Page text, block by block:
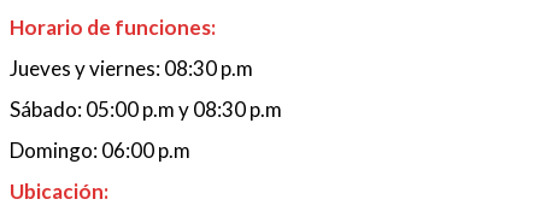
Horario de funciones:
Jueves y viernes: 08:30 p.m
Sábado: 05:00 p.m y 08:30 p.m
Domingo: 06:00 p.m
Ubicación: